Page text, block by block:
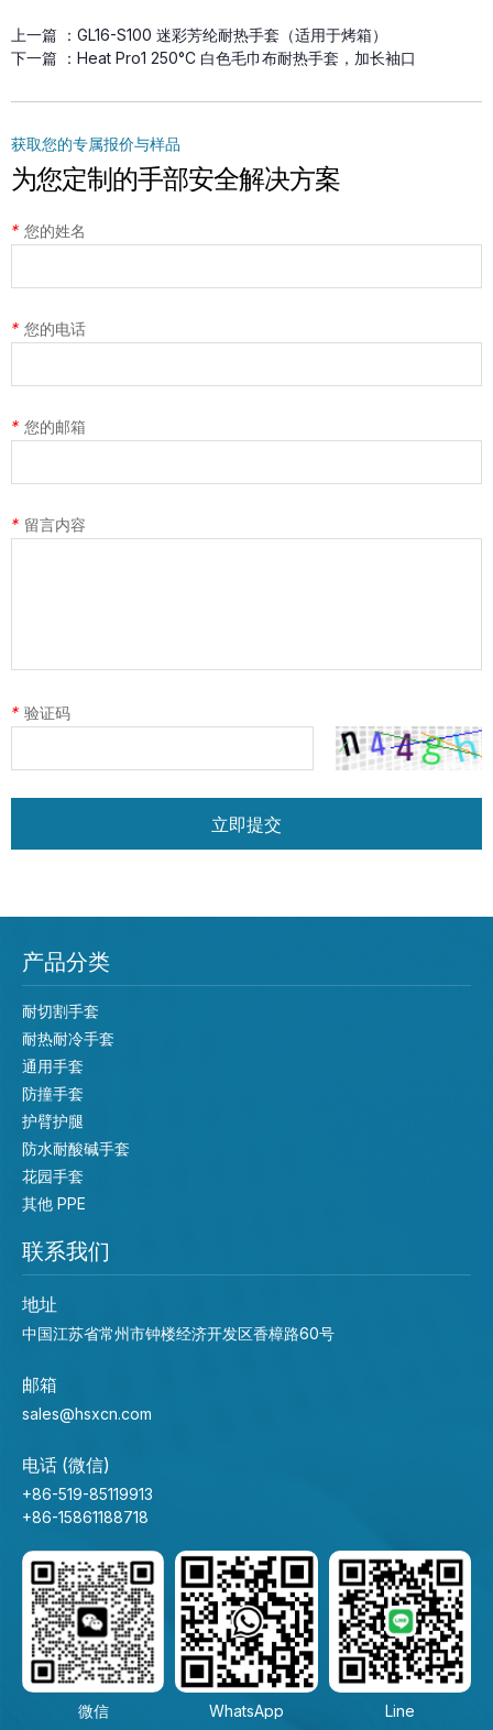
上一篇 ： GL16-S100 迷彩芳纶耐热手套（适用于烤箱）
下一篇 ： Heat Pro1 250°C 白色毛巾布耐热手套，加长袖口
获取您的专属报价与样品
为您定制的手部安全解决方案
* 您的姓名
* 您的电话
* 您的邮箱
* 留言内容
* 验证码
立即提交
产品分类
耐切割手套
耐热耐冷手套
通用手套
防撞手套
护臂护腿
防水耐酸碱手套
花园手套
其他 PPE
联系我们
地址
中国江苏省常州市钟楼经济开发区香樟路60号
邮箱
sales@hsxcn.com
电话 (微信)
+86-519-85119913
+86-15861188718
微信 WhatsApp Line